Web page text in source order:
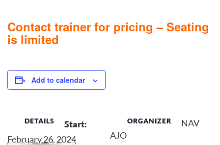
Contact trainer for pricing – Seating
is limited
Add to calendar
DETAILS
Start:
February 26, 2024
ORGANIZER
NAV
AJO